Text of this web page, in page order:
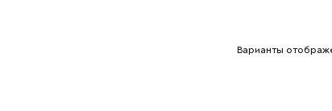
Варианты